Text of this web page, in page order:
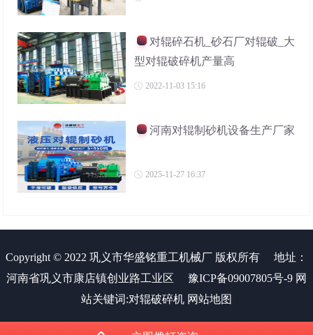
对辊碎石机_砂石厂对辊破_大
型对辊破碎机产量高
2022-11-03 15:16
河南对辊制砂机设备生产厂家
2025-11-27 16:37
Copyright © 2022 巩义市华盛铭重工机械厂 版权所有
地址：
河南省巩义市康店镇创业路工业区
豫ICP备09007805号-9 网
站关键词:对辊破碎机 网站地图